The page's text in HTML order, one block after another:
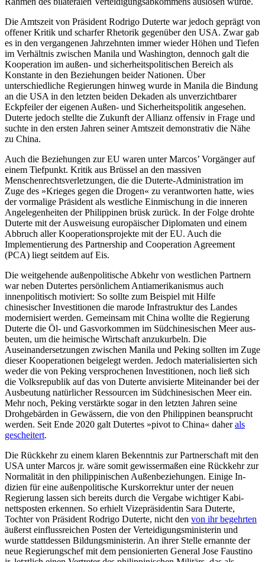
Die Amtszeit von Präsident Rodrigo Duterte war jedoch geprägt von
offener Kritik und scharfer Rhetorik gegenüber den USA. Zwar gab
es in den vergangenen Jahr­zehnten immer wieder Höhen und Tiefen
im Verhältnis zwischen Manila und Washington, dennoch galt die
Kooperation im außen- und sicherheitspolitischen Be­reich als
Konstante in den Beziehungen beider Nationen. Über
unterschiedliche Regierungen hinweg wurde in Manila die Bindung
an die USA in den letzten beiden Dekaden als unverzichtbarer
Eckpfeiler der eigenen Außen- und Sicherheitspolitik an­gesehen.
Duterte jedoch stellte die Zukunft der Allianz offensiv in Frage und
suchte in den ersten Jahren seiner Amtszeit demons­trativ die Nähe
zu China.
Auch die Beziehungen zur EU waren unter Marcos’ Vorgänger auf
einem Tief­punkt. Kritik aus Brüssel an den massiven
Menschenrechtsverletzungen, die die Duterte-Administration im
Zuge des »Krie­ges gegen die Drogen« zu verantworten hatte, wies
der vormalige Präsident als westliche Einmischung in die inneren
Angelegenheiten der Philippinen brüsk zurück. In der Folge drohte
Duterte mit der Ausweisung europäischer Diplomaten und einem
Abbruch aller Kooperationsprojekte mit der EU. Auch die
Implementierung des Partnership and Cooperation Agreement
(PCA) liegt seitdem auf Eis.
Die weitgehende außenpolitische Abkehr von westlichen Partnern
war neben Duter­tes persönlichem Antiamerikanismus auch
innenpolitisch motiviert: So sollte zum Beispiel mit Hilfe
chinesischer Investitionen die marode Infrastruktur des Landes
moder­nisiert werden. Gemeinsam mit China woll­te die Regierung
Duterte die Öl- und Gas­vorkommen im Südchinesischen Meer aus­
beuten, um die heimische Wirtschaft an­zukurbeln. Die
Auseinandersetzungen zwi­schen Manila und Peking sollten im Zuge
dieser Kooperationen beigelegt werden. Jedoch materialisierten sich
weder die von Peking versprochenen Investitionen, noch ließ sich
die Volks­republik auf das von Duterte anvisierte Miteinander bei der
Aus­beutung natür­licher Ressourcen im Süd­chinesischen Meer ein.
Mehr noch, Peking verstärkte sogar in den letzten Jahren seine
Drohgebärden in Gewässern, die von den Philippinen beansprucht
werden. Seit Ende 2020 galt Dutertes »pivot to China« daherals
gescheitert.
Die Rückkehr zu einem klaren Bekenntnis zur Partnerschaft mit den
USA unter Marcos jr. wäre somit gewissermaßen eine Rückkehr zur
Normalität in den phi­lip­pinischen Außenbeziehungen. Einige In­
dizien für eine außenpolitische Kurskorrektur unter der neuen
Regierung lassen sich bereits durch die Vergabe wichtiger Kabi­
nettsposten erkennen. So erhielt Vizepräsi­dentin Sara Duterte,
Tochter von Präsident Rodrigo Duterte, nicht den von ihr begehr­ten
äußerst einflussreichen Posten der Ver­teidigungsministerin und
wurde stattdessen Bildungsministerin. An ihrer Stelle ernann­te der
neue Regierungschef mit dem pen­sionierten General Jose Faustino